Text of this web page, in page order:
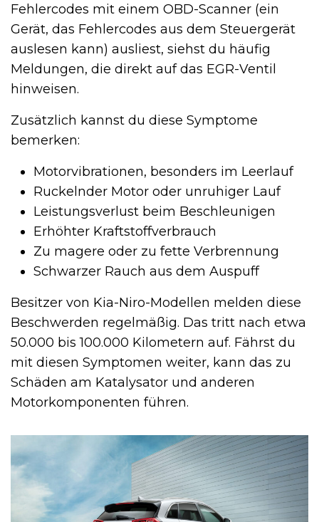
Fehlercodes mit einem OBD-Scanner (ein
Gerät, das Fehlercodes aus dem Steuergerät
auslesen kann) ausliest, siehst du häufig
Meldungen, die direkt auf das EGR-Ventil
hinweisen.
Zusätzlich kannst du diese Symptome
bemerken:
Motorvibrationen, besonders im Leerlauf
Ruckelnder Motor oder unruhiger Lauf
Leistungsverlust beim Beschleunigen
Erhöhter Kraftstoffverbrauch
Zu magere oder zu fette Verbrennung
Schwarzer Rauch aus dem Auspuff
Besitzer von Kia-Niro-Modellen melden diese
Beschwerden regelmäßig. Das tritt nach etwa
50.000 bis 100.000 Kilometern auf. Fährst du
mit diesen Symptomen weiter, kann das zu
Schäden am Katalysator und anderen
Motorkomponenten führen.